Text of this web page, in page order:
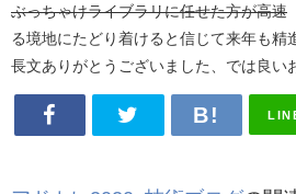
ぶっちゃけライブラリに任せた方が高速
る境地にたどり着けると信じて来年も精
長文ありがとうございました、では良い